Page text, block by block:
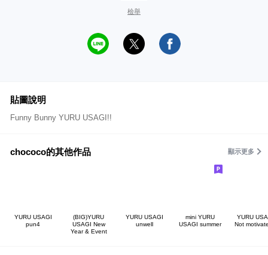
檢舉
貼圖說明
Funny Bunny YURU USAGI!!
chococo的其他作品 顯示更多
YURU USAGI
pun4
(BIG)YURU
USAGI New
Year & Event
YURU USAGI
unwell
mini YURU
USAGI summer
YURU
Not